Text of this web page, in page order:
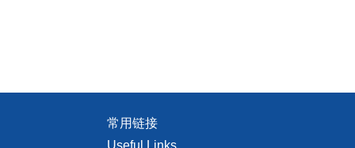
常用链接
Useful Links